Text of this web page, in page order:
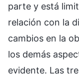
parte y está
relación con la
cambios en la
los demás
evidente. Las